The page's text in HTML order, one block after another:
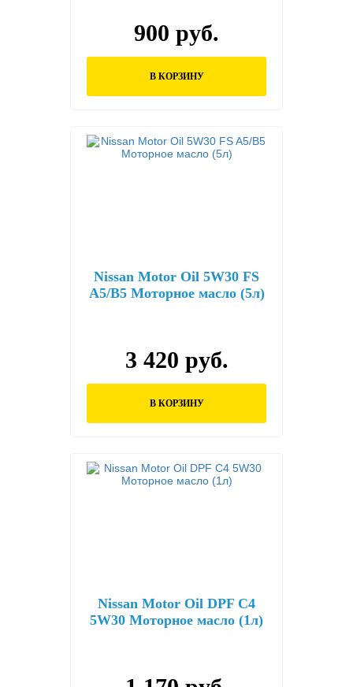
900 руб.
В КОРЗИНУ
Nissan Motor Oil 5W30 FS
A5/B5 Моторное масло (5л)
3 420 руб.
В КОРЗИНУ
Nissan Motor Oil DPF C4
5W30 Моторное масло (1л)